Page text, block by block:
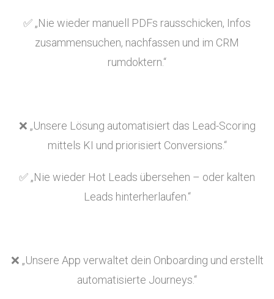
✅ „Nie wieder manuell PDFs rausschicken, Infos
zusammensuchen, nachfassen und im CRM
rumdoktern.“
❌ „Unsere Lösung automatisiert das Lead-Scoring
mittels KI und priorisiert Conversions.“
✅ „Nie wieder Hot Leads übersehen – oder kalten
Leads hinterherlaufen.“
❌ „Unsere App verwaltet dein Onboarding und erstellt
automatisierte Journeys.“